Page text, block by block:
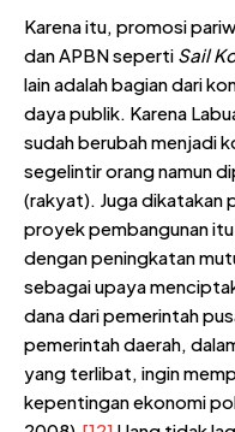
Karena itu, promosi
dan APBN seperti Sail
lain adalah bagian dari
daya publik. Karena
sudah berubah menjadi
segelintir orang namun
(rakyat). Juga dikatakan
proyek pembangunan
dengan peningkatan
sebagai upaya
dana dari pemerintah
pemerintah daerah,
yang terlibat, ingin
kepentingan ekonomi